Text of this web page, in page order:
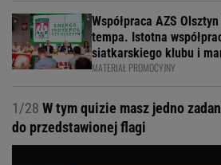
Współpraca AZS
tempa. Istotna
siatkarskiego klubu i
MATERIAŁ PROMOCYJNY
1/28 W tym quizie masz jedno
do przedstawionej flagi